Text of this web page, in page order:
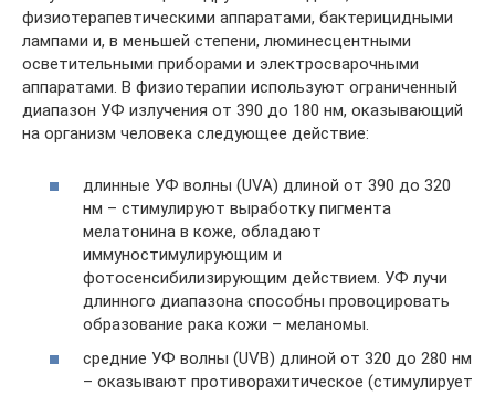
физиотерапевтическими аппаратами, бактерицидными
лампами и, в меньшей степени, люминесцентными
осветительными приборами и электросварочными
аппаратами. В физиотерапии используют ограниченный
диапазон УФ излучения от 390 до 180 нм, оказывающий
на организм человека следующее действие:
длинные УФ волны (UVA) длиной от 390 до 320
нм – стимулируют выработку пигмента
мелатонина в коже, обладают
иммуностимулирующим и
фотосенсибилизирующим действием. УФ лучи
длинного диапазона способны провоцировать
образование рака кожи – меланомы.
средние УФ волны (UVB) длиной от 320 до 280 нм
– оказывают противорахитическое (стимулирует